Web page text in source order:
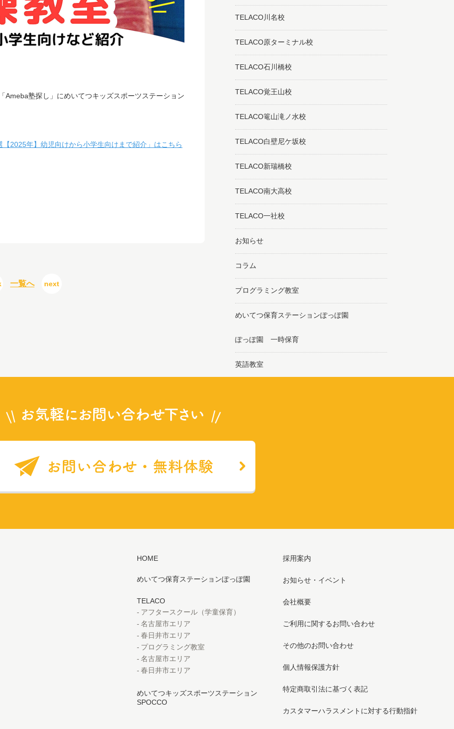
Ameba塾探し」にめいてつキッズスポーツステーション
2025年】幼児向けから小学生向けまで紹介」はこちら
一覧へ next
TELACO川名校
TELACO原ターミナル校
TELACO石川橋校
TELACO覚王山校
TELACO篭山滝ノ水校
TELACO白壁尼ケ坂校
TELACO新瑞橋校
TELACO南大高校
TELACO一社校
お知らせ
コラム
プログラミング教室
めいてつ保育ステーションぽっぽ園
ぽっぽ園 一時保育
英語教室
HOME
めいてつ保育ステーションぽっぽ園
TELACO
アフタースクール（学童保育）
名古屋市エリア
春日井市エリア
プログラミング教室
名古屋市エリア
春日井市エリア
めいてつキッズスポーツステーション
SPOCCO
採用案内
お知らせ・イベント
会社概要
ご利用に関するお問い合わせ
その他のお問い合わせ
個人情報保護方針
特定商取引法に基づく表記
カスタマーハラスメントに対する行動指針